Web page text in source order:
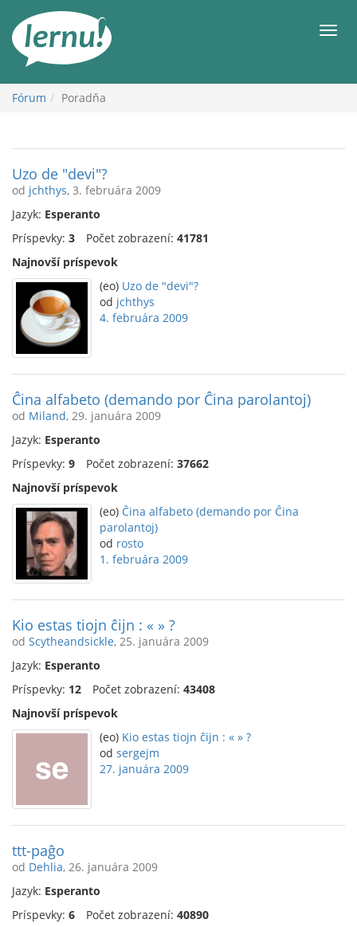
obsah
Fórum Poradňa
Uzo de "devi"?
od jchthys, 3. februára 2009
Jazyk: Esperanto
Príspevky: 3 Počet zobrazení: 41781
Najnovší príspevok
(eo) Uzo de "devi"?
od jchthys
4. februára 2009
Ĉina alfabeto (demando por Ĉina parolantoj)
od Miland, 29. januára 2009
Jazyk: Esperanto
Príspevky: 9 Počet zobrazení: 37662
Najnovší príspevok
(eo) Ĉina alfabeto (demando por Ĉina
parolantoj)
od rosto
1. februára 2009
Kio estas tiojn ĉijn : « » ?
od Scytheandsickle, 25. januára 2009
Jazyk: Esperanto
Príspevky: 12 Počet zobrazení: 43408
Najnovší príspevok
(eo) Kio estas tiojn ĉijn : « » ?
od sergejm
27. januára 2009
ttt-paĝo
od Dehlia, 26. januára 2009
Jazyk: Esperanto
Príspevky: 6 Počet zobrazení: 40890